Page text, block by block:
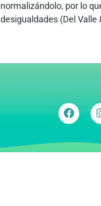
normalizándolo, por lo
desigualdades (Del Valle